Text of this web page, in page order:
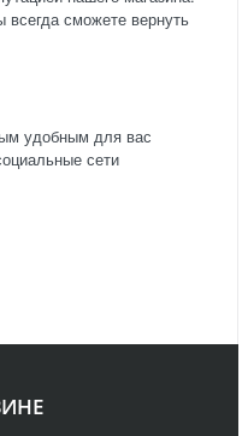
всегда сможете вернуть
удобным для вас
сети